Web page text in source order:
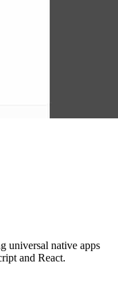
universal native apps
and React.